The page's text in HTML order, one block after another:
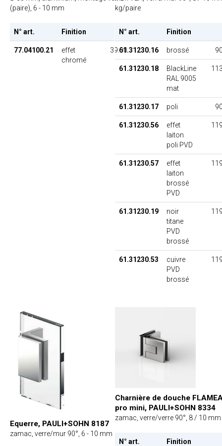
(paire), 6 - 10 mm
N° art. Finition PU
77.04100.21
effet
chromé
39.00
kg/paire
N° art. Finition
61.31230.16 brossé
61.31230.18
BlackLine
RAL 9005
mat
61.31230.17 poli
61.31230.56
effet
laiton
poli PVD
61.31230.57
effet
laiton
brossé
PVD
61.31230.19
noir
titane
PVD
brossé
61.31230.53
cuivre
PVD
brossé
Equerre, PAULI+SOHN 8187
zamac, verre/mur 90°, 6 - 10 mm
Charnière de douche
pro mini, PAULI+SOHN 8334
zamac, verre/verre 90°, 8 / 10 mm
N° art. Finition